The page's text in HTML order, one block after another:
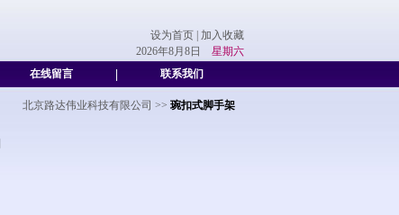
设为首页
加入收藏
2026年8月8日 星期六
在线留言 联系我们
北京路达伟业科技有限公司 >> 琬扣式脚手架